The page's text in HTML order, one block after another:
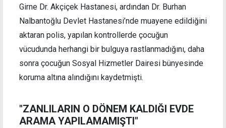
Girne Dr. Akçiçek Hastanesi, ardından Dr. Burhan
Nalbantoğlu Devlet Hastanesi’nde muayene edildiğini
aktaran polis, yapılan kontrollerde çocuğun
vücudunda herhangi bir bulguya rastlanmadığını, daha
sonra çocuğun Sosyal Hizmetler Dairesi bünyesinde
koruma altına alındığını kaydetmişti.
"ZANLILARIN O DÖNEM KALDIĞI EVDE
ARAMA YAPILAMAMIŞTI"